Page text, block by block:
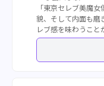
「東京セレブ美魔
貌、そして内面も磨
レブ感を味わうこ
す。学芸大学前駅よ